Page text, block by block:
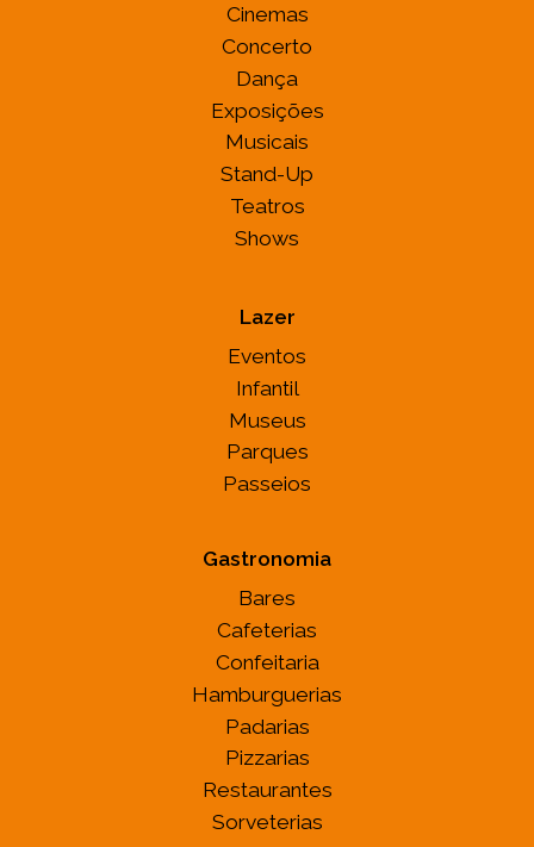
Cinemas
Concerto
Dança
Exposições
Musicais
Stand-Up
Teatros
Shows
Lazer
Eventos
Infantil
Museus
Parques
Passeios
Gastronomia
Bares
Cafeterias
Confeitaria
Hamburguerias
Padarias
Pizzarias
Restaurantes
Sorveterias